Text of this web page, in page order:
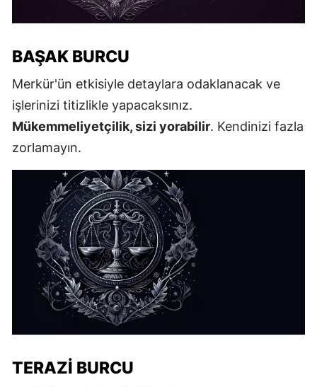
BAŞAK BURCU
Merkür'ün etkisiyle detaylara odaklanacak ve
işlerinizi titizlikle yapacaksınız.
Mükemmeliyetçilik, sizi yorabilir. Kendinizi fazla
zorlamayın.
TERAZI BURCU